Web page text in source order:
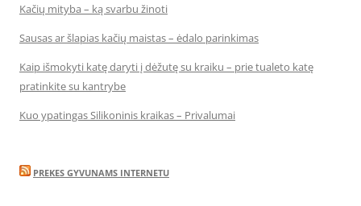
Kačių mityba – ką svarbu žinoti
Sausas ar šlapias kačių maistas – ėdalo parinkimas
Kaip išmokyti katę daryti į dėžutę su kraiku – prie tualeto katę
pratinkite su kantrybe
Kuo ypatingas Silikoninis kraikas – Privalumai
PREKES GYVUNAMS INTERNETU